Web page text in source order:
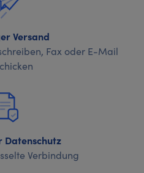
Versand
Fax oder E-Mail
Datenschutz
Verbindung